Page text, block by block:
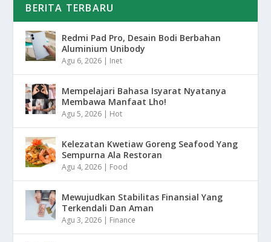
BERITA TERBARU
Redmi Pad Pro, Desain Bodi Berbahan
Aluminium Unibody
Agu 6, 2026 | Inet
Mempelajari Bahasa Isyarat Nyatanya
Membawa Manfaat Lho!
Agu 5, 2026 | Hot
Kelezatan Kwetiaw Goreng Seafood Yang
Sempurna Ala Restoran
Agu 4, 2026 | Food
Mewujudkan Stabilitas Finansial Yang
Terkendali Dan Aman
Agu 3, 2026 | Finance